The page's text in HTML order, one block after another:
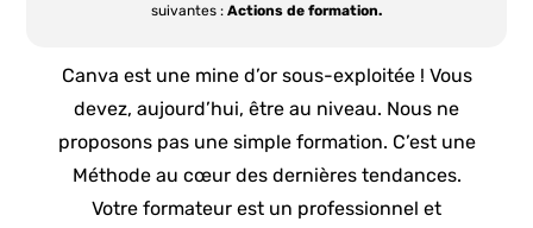
suivantes : Actions de formation.
Canva est une mine d’or sous-exploitée ! Vous
devez, aujourd’hui, être au niveau. Nous ne
proposons pas une simple formation. C’est une
Méthode au cœur des dernières tendances.
Votre formateur est un professionnel et